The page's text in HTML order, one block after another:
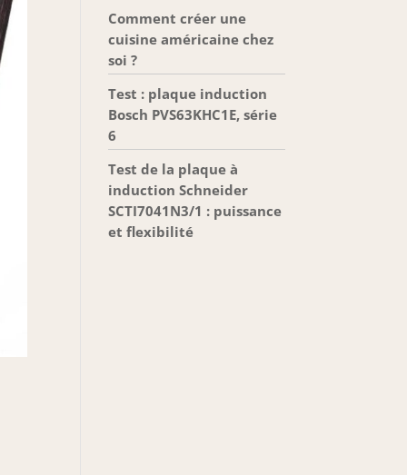
Comment créer une
cuisine américaine chez
soi ?
Test : plaque induction
Bosch PVS63KHC1E, série
6
Test de la plaque à
induction Schneider
SCTI7041N3/1 : puissance
et flexibilité